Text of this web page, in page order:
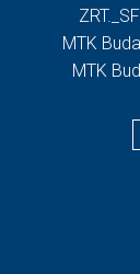
MTK
MTK